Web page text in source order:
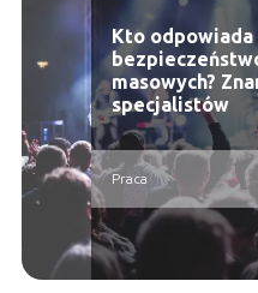
Kto odpowiada
masowych?
specjalistów
Praca